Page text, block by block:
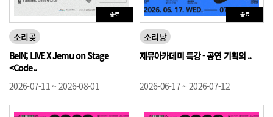
종료
소리곶
BeIN; LIVE X Jemu on Stage
<Code..
2026-07-11 ~ 2026-08-01
종료
소리낭
제뮤아카데미 특강 - 공연 기획의 ..
2026-06-17 ~ 2026-07-12